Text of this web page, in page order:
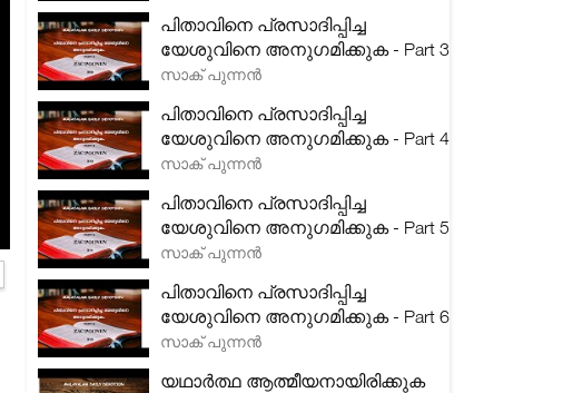
പിതാവിനെ പ്രസാദിപ്പിച്ച
യേശുവിനെ അനുഗമിക്കുക - Part 3
സാക് പുന്നൻ
പിതാവിനെ പ്രസാദിപ്പിച്ച
യേശുവിനെ അനുഗമിക്കുക - Part 4
സാക് പുന്നൻ
പിതാവിനെ പ്രസാദിപ്പിച്ച
യേശുവിനെ അനുഗമിക്കുക - Part 5
സാക് പുന്നൻ
പിതാവിനെ പ്രസാദിപ്പിച്ച
യേശുവിനെ അനുഗമിക്കുക - Part 6
സാക് പുന്നൻ
യഥാർത്ഥ ആത്മീയനായിരിക്കുക